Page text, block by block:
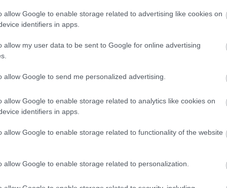
allow Google to enable storage related to advertising like cookies on
identifiers in apps.
allow my user data to be sent to Google for online advertising
allow Google to send me personalized advertising.
allow Google to enable storage related to analytics like cookies on
identifiers in apps.
allow Google to enable storage related to functionality of the website
allow Google to enable storage related to personalization.
του διαβήτη τύπου 2 μπορεί να
ανάγκη ούρησης, ιδιαίτερα τη νύχτα,
δίψα,
βάρους χωρίς προσπάθεια,
ή επεισόδια άφθας γύρω από την περιοχή των
ή κοψίματα που επουλώνονται αργά και